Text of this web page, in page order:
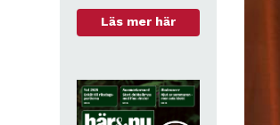
Läs mer här